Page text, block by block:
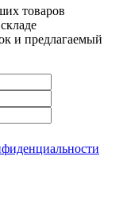
товаров
и предлагаемый